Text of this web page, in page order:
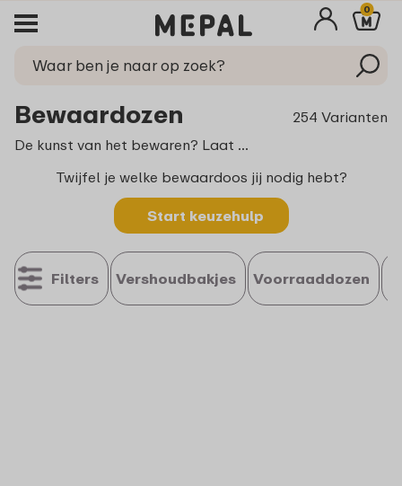
0
Bewaardozen
254 Varianten
De kunst van het bewaren? Laat dat maar aan ons over! Of je nou een handige bewaardoos zoekt voor de lekkerste pasta of de overgebleven quiche een tweede ronde geeft, omdat ie dan nóg lekkerder is, Mepal heeft het. Dus maak je leven makkelijker en duurzamer met onze uitgebreide collectie bewaardozen. Voor specifieke producten zijn er handige oplossingen,
Twijfel je welke bewaardoos jij nodig hebt?
Start keuzehulp
Filters Vershoudbakjes Voorraaddozen